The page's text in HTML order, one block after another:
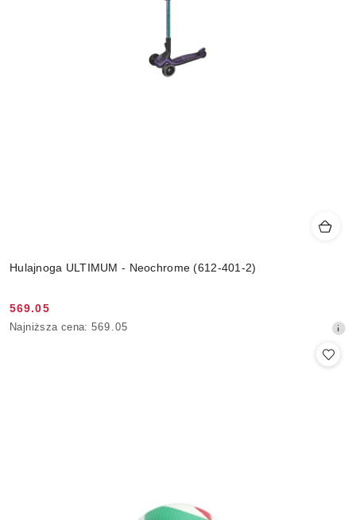
Hulajnoga ULTIMUM - Neochrome (612-401-2)
Cena
promocyjna:
569.05
Najniższa
Najniższa cena: 569.05